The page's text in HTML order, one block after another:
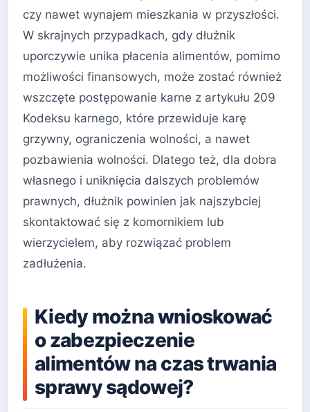
czy nawet wynajem mieszkania w przyszłości.
W skrajnych przypadkach, gdy dłużnik
uporczywie unika płacenia alimentów, pomimo
możliwości finansowych, może zostać również
wszczęte postępowanie karne z artykułu 209
Kodeksu karnego, które przewiduje karę
grzywny, ograniczenia wolności, a nawet
pozbawienia wolności. Dlatego też, dla dobra
własnego i uniknięcia dalszych problemów
prawnych, dłużnik powinien jak najszybciej
skontaktować się z komornikiem lub
wierzycielem, aby rozwiązać problem
zadłużenia.
Kiedy można wnioskować
o zabezpieczenie
alimentów na czas trwania
sprawy sądowej?